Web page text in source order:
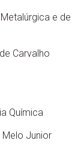
e de
Carvalho
Química
Melo Junior